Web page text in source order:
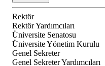
Rektör
Rektör Yardımcıları
Üniversite Senatosu
Üniversite Yönetim Kurulu
Genel Sekreter
Genel Sekreter Yardımcıları